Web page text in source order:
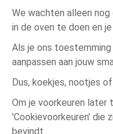
We wachten alleen
in de oven te doen en
Als je ons
aanpassen aan jouw
Dus, koekjes, nootjes
Om je voorkeuren later
'Cookievoorkeuren' die
bevindt.
Beige Beige
Algemene